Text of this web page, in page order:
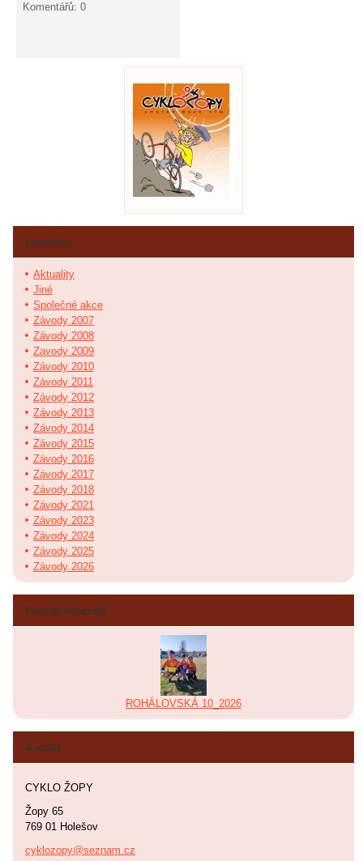
Komentářů:0
Fotoalbum
Aktuality
Jiné
Společné akce
Závody 2007
Závody 2008
Zavody 2009
Závody 2010
Závody 2011
Závody 2012
Závody 2013
Závody 2014
Závody 2015
Závody 2016
Závody 2017
Závody 2018
Závody 2021
Závody 2023
Závody 2024
Závody 2025
Závody 2026
Poslední fotografie
ROHÁLOVSKÁ 10_2026
Kontakt
CYKLO ŽOPY
Žopy 65
769 01 Holešov
cyklozopy@seznam.cz